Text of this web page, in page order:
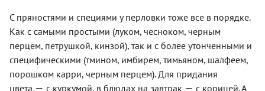
С пряностями и специями у перловки тоже все в порядке.
Как с самыми простыми (луком, чесноком, черным
перцем, петрушкой, кинзой), так и с более утонченными и
специфическими (тмином, имбирем, тимьяном, шалфеем,
порошком карри, черным перцем). Для придания
цвета — с куркумой, в блюдах на завтрак — с корицей. А